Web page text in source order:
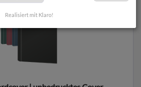
Realisiert mit Klaro!